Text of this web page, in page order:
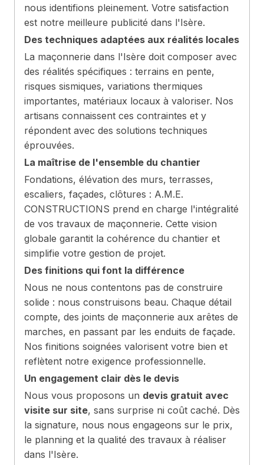
nous identifions pleinement. Votre satisfaction
est notre meilleure publicité dans l'Isère.
Des techniques adaptées aux réalités locales
La maçonnerie dans l'Isère doit composer avec
des réalités spécifiques : terrains en pente,
risques sismiques, variations thermiques
importantes, matériaux locaux à valoriser. Nos
artisans connaissent ces contraintes et y
répondent avec des solutions techniques
éprouvées.
La maîtrise de l'ensemble du chantier
Fondations, élévation des murs, terrasses,
escaliers, façades, clôtures : A.M.E.
CONSTRUCTIONS prend en charge l'intégralité
de vos travaux de maçonnerie. Cette vision
globale garantit la cohérence du chantier et
simplifie votre gestion de projet.
Des finitions qui font la différence
Nous ne nous contentons pas de construire
solide : nous construisons beau. Chaque détail
compte, des joints de maçonnerie aux arêtes de
marches, en passant par les enduits de façade.
Nos finitions soignées valorisent votre bien et
reflètent notre exigence professionnelle.
Un engagement clair dès le devis
Nous vous proposons un devis gratuit avec
visite sur site, sans surprise ni coût caché. Dès
la signature, nous nous engageons sur le prix,
le planning et la qualité des travaux à réaliser
dans l'Isère.